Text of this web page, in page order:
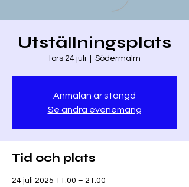
Utställningsplats
tors 24 juli Södermalm
Anmälan är stängd
Se andra evenemang
Tid och plats
24 juli 2025 11:00 – 21:00